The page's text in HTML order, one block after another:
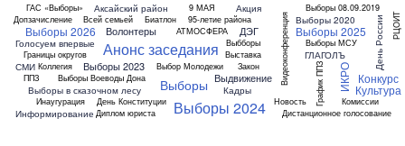
9 МАЯ
95-летие района
АТМОСФЕРА
Аксайский район Акция
Анонс заседания
Биатлон Видеоконференция
Волонтеры
Всей семьей
Выбборы
Выбор Молодежи
Выборы
Выборы 08.09.2019
Выборы 2020
Выборы 2023
Выборы 2024
Выборы 2025
Выборы 2026
Выборы Воеводы Дона
Выборы МСУ
Выборы в сказочном лесу
Выдвижение
Выставка
ГАС «Выборы»
ГЛАГОЛЪ
Голосуем впервые
Границы округов
График ППЗ
ДЭГ
День Конституции
День России
Диплом юриста Дистанционное голосование
Допзачисление
Закон ИКРО
Инаугурация
Информирование
Кадры
Коллегия
Комиссии
Конкурс
Культура
Новость
ППЗ
РЦОИТ
СМИ